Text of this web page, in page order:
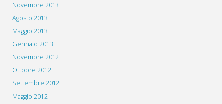
Novembre 2013
Agosto 2013
Maggio 2013
Gennaio 2013
Novembre 2012
Ottobre 2012
Settembre 2012
Maggio 2012